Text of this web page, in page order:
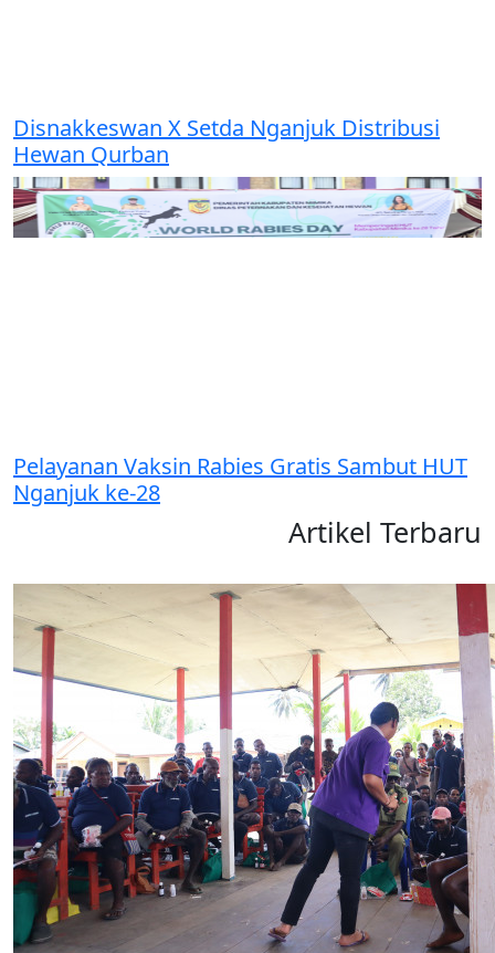
Disnakkeswan X Setda Nganjuk Distribusi
Hewan Qurban
Pelayanan Vaksin Rabies Gratis Sambut HUT
Nganjuk ke-28
Artikel Terbaru